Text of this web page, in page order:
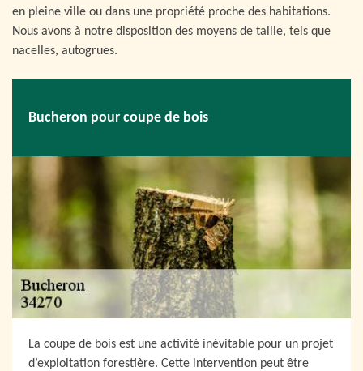
en pleine ville ou dans une propriété proche des habitations.
Nous avons à notre disposition des moyens de taille, tels que
nacelles, autogrues.
Bucheron pour coupe de bois
La coupe de bois est une activité inévitable pour un projet
d’exploitation forestière. Cette intervention peut être